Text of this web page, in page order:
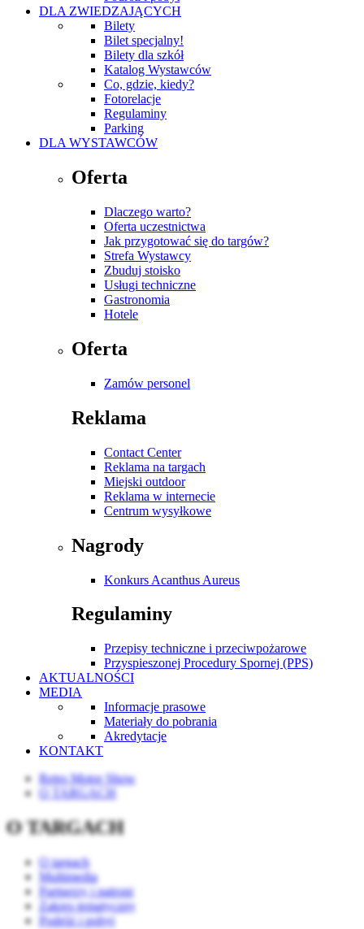
DLA ZWIEDZAJĄCYCH
Bilety
Bilet specjalny!
Bilety dla szkół
Katalog Wystawców
Co, gdzie, kiedy?
Fotorelacje
Regulaminy
Parking
DLA WYSTAWCÓW
Oferta
Dlaczego warto?
Oferta uczestnictwa
Jak przygotować się do targów?
Strefa Wystawcy
Zbuduj stoisko
Usługi techniczne
Gastronomia
Hotele
Oferta
Zamów personel
Reklama
Contact Center
Reklama na targach
Miejski outdoor
Reklama w internecie
Centrum wysyłkowe
Nagrody
Konkurs Acanthus Aureus
Regulaminy
Przepisy techniczne i przeciwpożarowe
Przyspieszonej Procedury Spornej (PPS)
AKTUALNOŚCI
MEDIA
Informacje prasowe
Materiały do pobrania
Akredytacje
KONTAKT
Retro Motor Show
O TARGACH
O TARGACH
O targach
Multimedia
Partnerzy i patroni
Zakres tematyczny
Podróż i pobyt